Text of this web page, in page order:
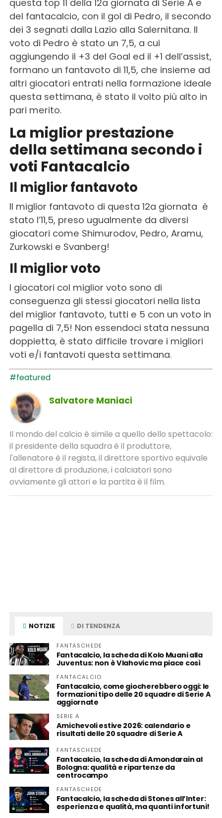
questa top 11 della 12a giornata di Serie A e
del fantacalcio, con il gol di Pedro, il secondo
dei 3 segnati dalla Lazio alla Salernitana. Il
voto di Pedro è stato un 7,5, a cui
aggiungendo il +3 del Goal ed il +1 dell’assist,
formano un fantavoto di 11,5, che insieme ad
altri giocatori entrati nella formazione ideale
questa settimana, è stato il volto più alto in
pari merito.
La miglior prestazione
della settimana secondo i
voti Fantacalcio
Il miglior fantavoto
Il miglior fantavoto di questa 12a giornata è
stato l’11,5, preso ugualmente da diversi
giocatori come Shimurodov, Pedro, Aramu,
Zurkowski e Svanberg!
Il miglior voto
I giocatori col miglior voto sono di
conseguenza gli stessi giocatori nella lista
del miglior fantavoto, tutti e 5 con un voto in
pagella di 7,5! Non essendoci stata nessuna
doppietta, è stato difficile trovare i migliori
voti e/i fantavoti questa settimana.
#featured
Salvatore Maniaci
Il mondo del calcio è simile a quello dello spettacolo:
il presidente della squadra è il produttore,
l'allenatore è il regista, il direttore sportivo equivale
al direttore di produzione, i calciatori sono
ovviamente gli attori e la partita è il film.
NOTIZIE DI TENDENZA
FANTASCHEDE
Fantacalcio, la scheda di Kolo Muani alla
Juventus: non è Vlahovic ma piace così
FANTACALCIO
Fantacalcio, come giocherebbero oggi: le
formazioni tipo delle 20 squadre di Serie A
aggiornate
SERIE A
Amichevoli estive 2026: calendario e
risultati delle 20 squadre di Serie A
FANTASCHEDE
Fantacalcio, la scheda di Amondarain al
Bologna: qualità e ripartenze da
centrocampo
FANTASCHEDE
Fantacalcio, la scheda di Stones all’Inter:
esperienza e qualità, ma quanti infortuni!